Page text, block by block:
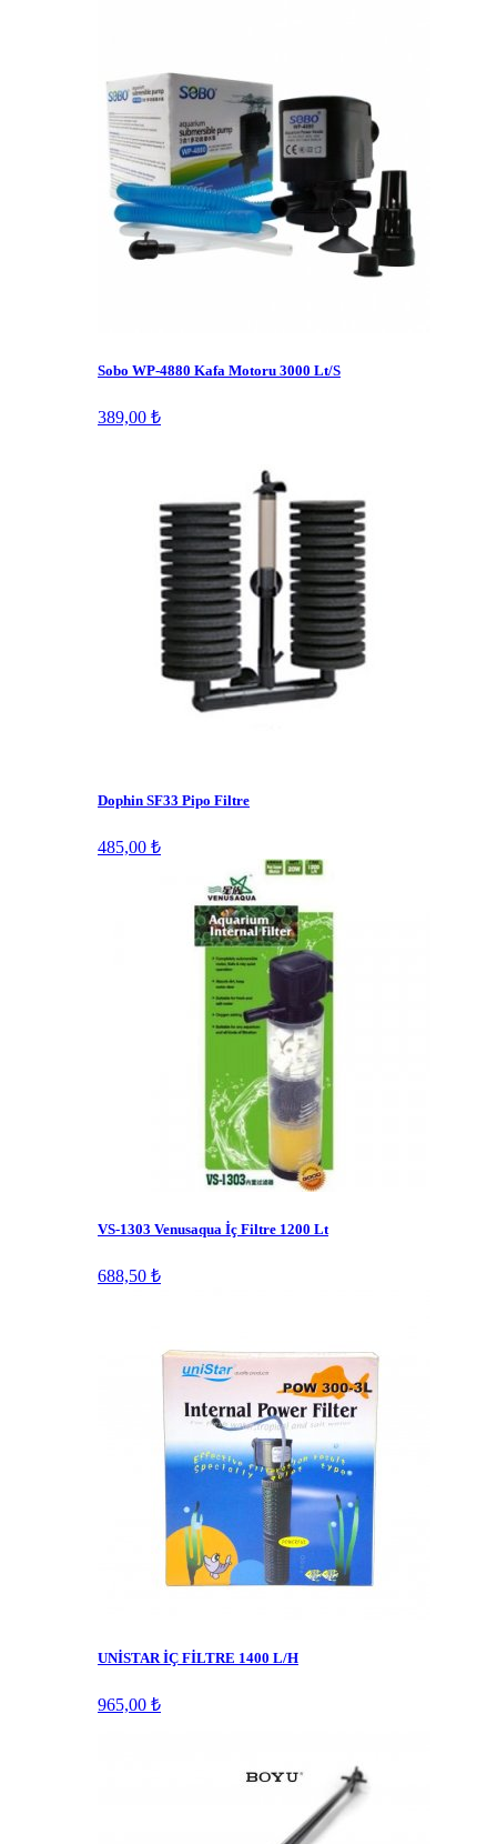
Sobo WP-4880 Kafa Motoru 3000 Lt/S
389,00 ₺
Dophin SF33 Pipo Filtre
485,00 ₺
VS-1303 Venusaqua İç Filtre 1200 Lt
688,50 ₺
UNİSTAR İÇ FİLTRE 1400 L/H
965,00 ₺